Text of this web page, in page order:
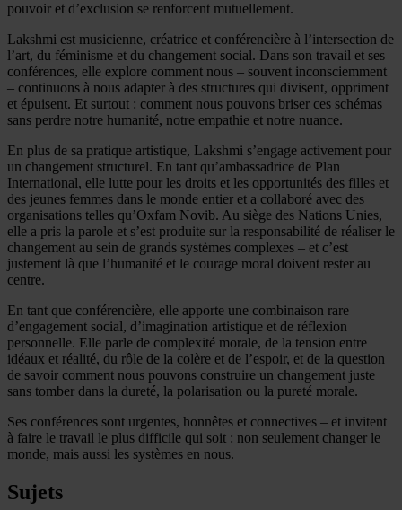
pouvoir et d’exclusion se renforcent mutuellement.
Lakshmi est musicienne, créatrice et conférencière à l’intersection de
l’art, du féminisme et du changement social. Dans son travail et ses
conférences, elle explore comment nous – souvent inconsciemment
– continuons à nous adapter à des structures qui divisent, oppriment
et épuisent. Et surtout : comment nous pouvons briser ces schémas
sans perdre notre humanité, notre empathie et notre nuance.
En plus de sa pratique artistique, Lakshmi s’engage activement pour
un changement structurel. En tant qu’ambassadrice de Plan
International, elle lutte pour les droits et les opportunités des filles et
des jeunes femmes dans le monde entier et a collaboré avec des
organisations telles qu’Oxfam Novib. Au siège des Nations Unies,
elle a pris la parole et s’est produite sur la responsabilité de réaliser le
changement au sein de grands systèmes complexes – et c’est
justement là que l’humanité et le courage moral doivent rester au
centre.
En tant que conférencière, elle apporte une combinaison rare
d’engagement social, d’imagination artistique et de réflexion
personnelle. Elle parle de complexité morale, de la tension entre
idéaux et réalité, du rôle de la colère et de l’espoir, et de la question
de savoir comment nous pouvons construire un changement juste
sans tomber dans la dureté, la polarisation ou la pureté morale.
Ses conférences sont urgentes, honnêtes et connectives – et invitent
à faire le travail le plus difficile qui soit : non seulement changer le
monde, mais aussi les systèmes en nous.
Sujets